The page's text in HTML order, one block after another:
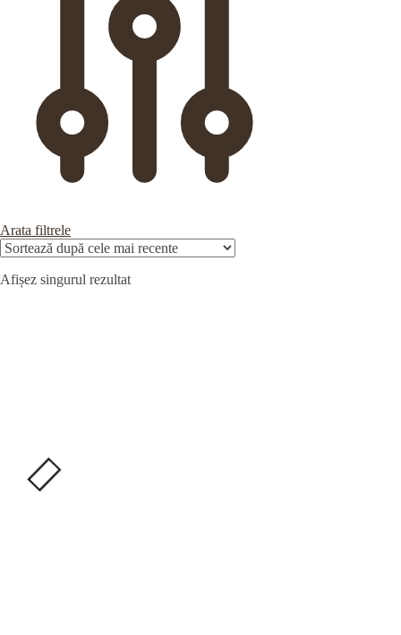
Arata filtrele
Afișez singurul rezultat